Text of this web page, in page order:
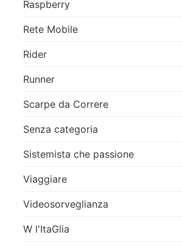
Raspberry
Rete Mobile
Rider
Runner
Scarpe da Correre
Senza categoria
Sistemista che passione
Viaggiare
Videosorveglianza
W l'ItaGlia